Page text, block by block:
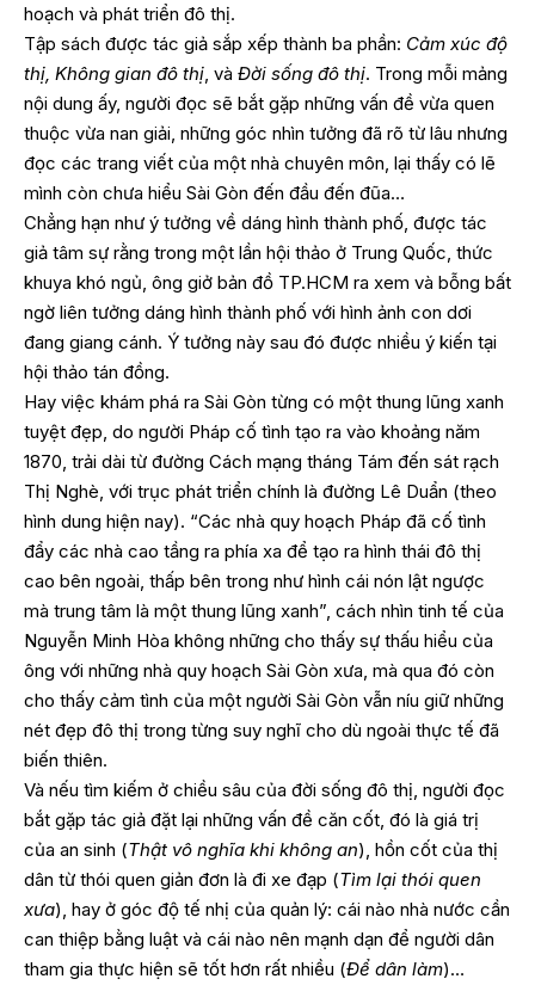
hoạch và phát triển đô thị.
Tập sách được tác giả sắp xếp thành ba phần: Cảm xúc độ
thị, Không gian đô thị, và Đời sống đô thị. Trong mỗi mảng
nội dung ấy, người đọc sẽ bắt gặp những vấn đề vừa quen
thuộc vừa nan giải, những góc nhìn tưởng đã rõ từ lâu nhưng
đọc các trang viết của một nhà chuyên môn, lại thấy có lẽ
mình còn chưa hiểu Sài Gòn đến đầu đến đũa…
Chẳng hạn như ý tưởng về dáng hình thành phố, được tác
giả tâm sự rằng trong một lần hội thảo ở Trung Quốc, thức
khuya khó ngủ, ông giở bản đồ TP.HCM ra xem và bỗng bất
ngờ liên tưởng dáng hình thành phố với hình ảnh con dơi
đang giang cánh. Ý tưởng này sau đó được nhiều ý kiến tại
hội thảo tán đồng.
Hay việc khám phá ra Sài Gòn từng có một thung lũng xanh
tuyệt đẹp, do người Pháp cố tình tạo ra vào khoảng năm
1870, trải dài từ đường Cách mạng tháng Tám đến sát rạch
Thị Nghè, với trục phát triển chính là đường Lê Duẩn (theo
hình dung hiện nay). “Các nhà quy hoạch Pháp đã cố tình
đẩy các nhà cao tầng ra phía xa để tạo ra hình thái đô thị
cao bên ngoài, thấp bên trong như hình cái nón lật ngược
mà trung tâm là một thung lũng xanh”, cách nhìn tinh tế của
Nguyễn Minh Hòa không những cho thấy sự thấu hiểu của
ông với những nhà quy hoạch Sài Gòn xưa, mà qua đó còn
cho thấy cảm tình của một người Sài Gòn vẫn níu giữ những
nét đẹp đô thị trong từng suy nghĩ cho dù ngoài thực tế đã
biến thiên.
Và nếu tìm kiếm ở chiều sâu của đời sống đô thị, người đọc
bắt gặp tác giả đặt lại những vấn đề căn cốt, đó là giá trị
của an sinh (Thật vô nghĩa khi không an), hồn cốt của thị
dân từ thói quen giản đơn là đi xe đạp (Tìm lại thói quen
xưa), hay ở góc độ tế nhị của quản lý: cái nào nhà nước cần
can thiệp bằng luật và cái nào nên mạnh dạn để người dân
tham gia thực hiện sẽ tốt hơn rất nhiều (Để dân làm)…